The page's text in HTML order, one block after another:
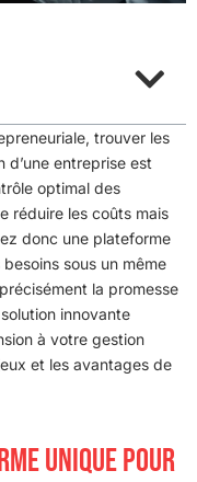
trouver les
entreprise est
optimal des
réduire les coûts mais
donc une plateforme
sous un même
la promesse
innovante
à votre gestion
et les avantages de
UNIQUE POUR